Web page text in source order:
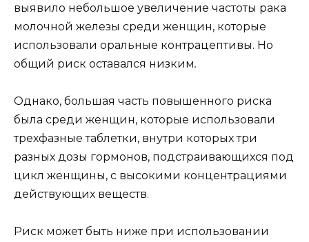
выявило небольшое увеличение частоты рака
молочной железы среди женщин, которые
использовали оральные контрацептивы. Но
общий риск оставался низким.
Однако, большая часть повышенного риска
была среди женщин, которые использовали
трехфазные таблетки, внутри которых три
разных дозы гормонов, подстраивающихся под
цикл женщины, с высокими концентрациями
действующих веществ.
Риск может быть ниже при использовании